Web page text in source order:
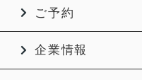
ご予約
企業情報